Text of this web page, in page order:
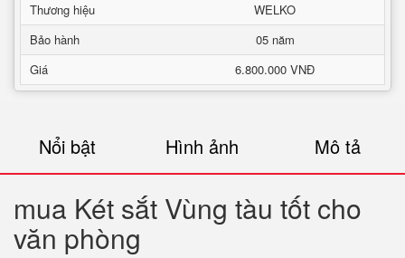
Thương hiệu
WELKO
Bảo hành
05 năm
Giá
6.800.000 VNĐ
Nổi bật Hình ảnh Mô tả
mua Két sắt Vùng tàu tốt cho
văn phòng